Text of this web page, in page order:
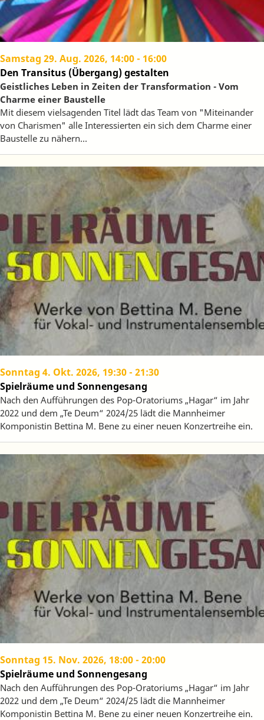
Samstag 29. Aug. 2026, 14:00- 16:00
Den Transitus (Übergang) gestalten
Geistliches Leben in Zeiten der Transformation - Vom
Charme einer Baustelle
Mit diesem vielsagenden Titel lädt das Team von "Miteinander
von Charismen" alle Interessierten ein sich dem Charme einer
Baustelle zu nähern...
Sonntag 4. Okt. 2026, 19:30- 21:30
Spielräume und Sonnengesang
Nach den Aufführungen des Pop-Oratoriums „Hagar“ im Jahr
2022 und dem „Te Deum“ 2024/25 lädt die Mannheimer
Komponistin Bettina M. Bene zu einer neuen Konzertreihe ein.
Sonntag 15. Nov. 2026, 18:00- 20:00
Spielräume und Sonnengesang
Nach den Aufführungen des Pop-Oratoriums „Hagar“ im Jahr
2022 und dem „Te Deum“ 2024/25 lädt die Mannheimer
Komponistin Bettina M. Bene zu einer neuen Konzertreihe ein.